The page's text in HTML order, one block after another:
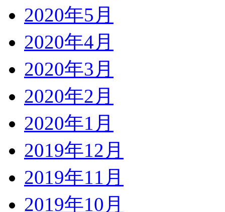
2020年5月
2020年4月
2020年3月
2020年2月
2020年1月
2019年12月
2019年11月
2019年10月